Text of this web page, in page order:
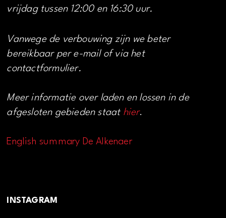
vrijdag tussen 12:00 en 16:30 uur.
Vanwege de verbouwing zijn we beter
bereikbaar per e-mail of via het
contactformulier.
Meer informatie over laden en lossen in de
afgesloten gebieden staat hier.
English summary De Alkenaer
INSTAGRAM